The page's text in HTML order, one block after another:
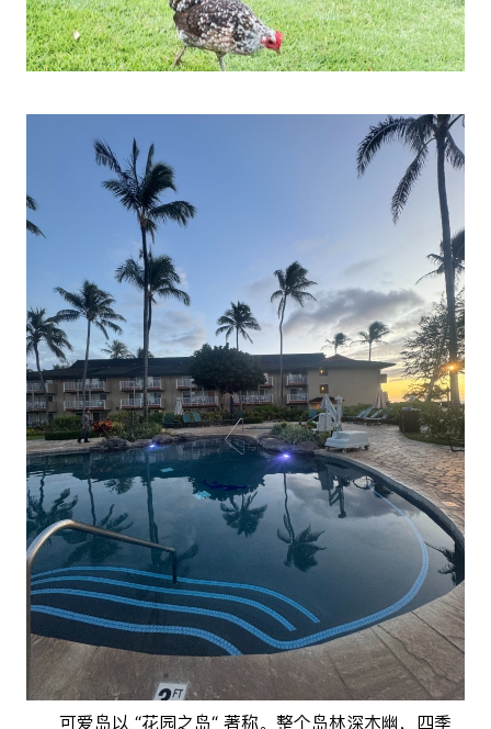
可爱岛以 “花园之岛“ 著称。整个岛林深木幽，四季